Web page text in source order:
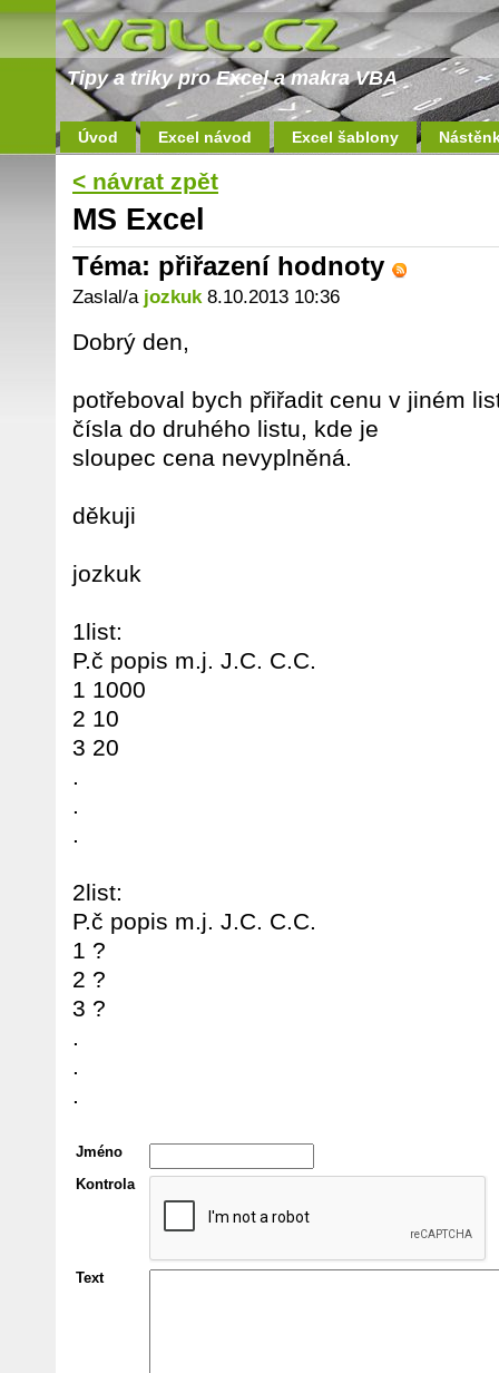
Tipy a triky pro Excel a makra VBA
Úvod Excel návod Excel šablony
< návrat zpět
MS Excel
Téma: přiřazení hodnoty
Zaslal/a jozkuk8.10.2013 10:36
Dobrý den,
potřeboval bych přiřadit cenu v jiném
čísla do druhého listu, kde je
sloupec cena nevyplněná.
děkuji
jozkuk
1list:
P.č popis m.j. J.C. C.C.
1 1000
2 10
3 20
.
.
.
2list:
P.č popis m.j. J.C. C.C.
1 ?
2 ?
3 ?
.
.
.
Jméno
Kontrola
Text